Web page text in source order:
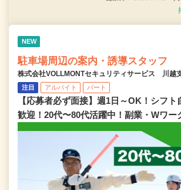
NEW
駐車場周辺の案内・誘導スタッフ
株式会社VOLLMONTセキュリティサービス 川越
注目 アルバイト パート
【応募者必ず面接】週1日～OK！シフ
歓迎！20代〜80代活躍中！副業・Wワー